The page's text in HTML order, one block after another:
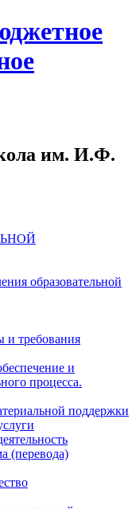
им. И.Ф.
образовательной
и требования
и
процесса.
поддержки
(перевода)